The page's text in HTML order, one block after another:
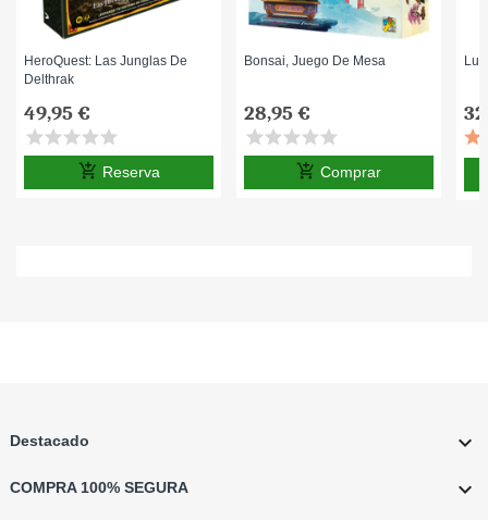
HeroQuest: Las Junglas De
Delthrak
49,95 €
starstarstarstarstar
add_shopping_cart Reserva
Bonsai, Juego De Mesa
28,95 €
starstarstarstarstar
add_shopping_cart Comprar
Destacado 
COMPRA 100% SEGURA 